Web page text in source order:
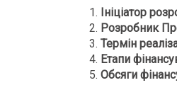
Ініціатор
Розробник
Термін
Етапи
Обсяги